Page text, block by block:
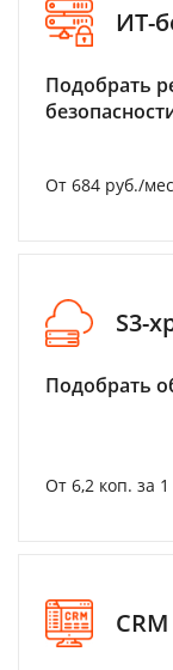
ИТ-
Подобрать
От 684 руб./
S3-
Подобрать
От 6,2 коп. за
CRM